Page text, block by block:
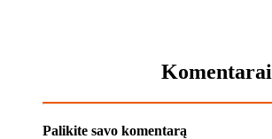
Komentarai
Palikite savo komentarą